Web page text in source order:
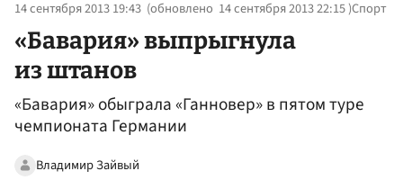
14 сентября 2013 19:43 (обновлено 14 сентября 2013 22:15)Спорт
«Бавария» выпрыгнула
из штанов
«Бавария» обыграла «Ганновер» в пятом туре
чемпионата Германии
Владимир Зайвый